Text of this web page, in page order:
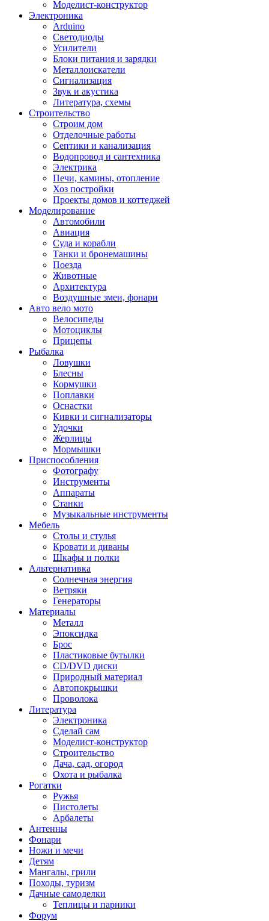
Моделист-конструктор
Электроника
Arduino
Светодиоды
Усилители
Блоки питания и зарядки
Металлоискатели
Сигнализация
Звук и акустика
Литература, схемы
Строительство
Строим дом
Отделочные работы
Септики и канализация
Водопровод и сантехника
Электрика
Печи, камины, отопление
Хоз постройки
Проекты домов и коттеджей
Моделирование
Автомобили
Авиация
Суда и корабли
Танки и бронемашины
Поезда
Животные
Архитектура
Воздушные змеи, фонари
Авто вело мото
Велосипеды
Мотоциклы
Прицепы
Рыбалка
Ловушки
Блесны
Кормушки
Поплавки
Оснастки
Кивки и сигнализаторы
Удочки
Жерлицы
Мормышки
Приспособления
Фотографу
Инструменты
Аппараты
Станки
Музыкальные инструменты
Мебель
Столы и стулья
Кровати и диваны
Шкафы и полки
Альтернативка
Солнечная энергия
Ветряки
Генераторы
Материалы
Металл
Эпоксидка
Брос
Пластиковые бутылки
CD/DVD диски
Природный материал
Автопокрышки
Проволока
Литература
Электроника
Сделай сам
Моделист-конструктор
Строительство
Дача, сад, огород
Охота и рыбалка
Рогатки
Ружья
Пистолеты
Арбалеты
Антенны
Фонари
Ножи и мечи
Детям
Мангалы, грили
Походы, туризм
Дачные самоделки
Теплицы и парники
Форум